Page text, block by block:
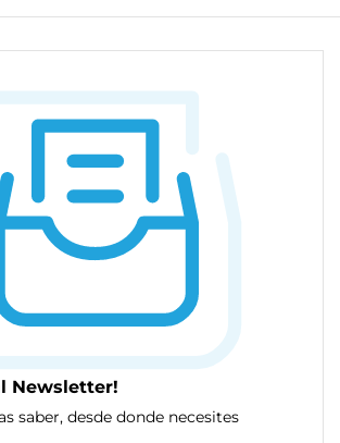
Newsletter!
saber, desde donde necesites